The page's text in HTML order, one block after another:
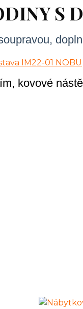
S
kovové